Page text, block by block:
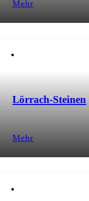
Mehr
Lörrach-Steinen
Mehr